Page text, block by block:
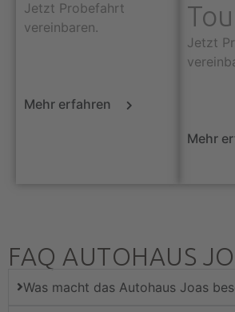
Jetzt Probefahrt
vereinbaren.
Mehr erfahren
Jetzt
Mehr
FAQ AUTOHAUS
Was macht das Autohaus Joas